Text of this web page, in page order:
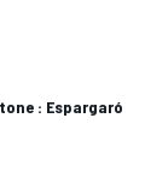
: Espargaró